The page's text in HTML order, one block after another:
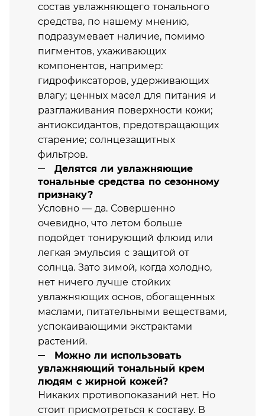
состав увлажняющего тонального
средства, по нашему мнению,
подразумевает наличие, помимо
пигментов, ухаживающих
компонентов, например:
гидрофиксаторов, удерживающих
влагу; ценных масел для питания и
разглаживания поверхности кожи;
антиоксидантов, предотвращающих
старение; солнцезащитных
фильтров.
Делятся ли увлажняющие
тональные средства по сезонному
признаку?
Условно — да. Совершенно
очевидно, что летом больше
подойдет тонирующий флюид или
легкая эмульсия с защитой от
солнца. Зато зимой, когда холодно,
нет ничего лучше стойких
увлажняющих основ, обогащенных
маслами, питательными веществами,
успокаивающими экстрактами
растений.
Можно ли использовать
увлажняющий тональный крем
людям с жирной кожей?
Никаких противопоказаний нет. Но
стоит присмотреться к составу. В